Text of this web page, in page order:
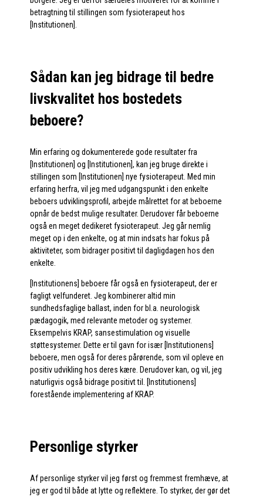
betragtning til stillingen som fysioterapeut hos
[Institutionen].
Sådan kan jeg bidrage til bedre
livskvalitet hos bostedets
beboere?
Min erfaring og dokumenterede gode resultater fra
[Institutionen] og [Institutionen], kan jeg bruge direkte i
stillingen som [Institutionen] nye fysioterapeut. Med min
erfaring herfra, vil jeg med udgangspunkt i den enkelte
beboers udviklingsprofil, arbejde målrettet for at beboerne
opnår de bedst mulige resultater. Derudover får beboerne
også en meget dedikeret fysioterapeut. Jeg går nemlig
meget op i den enkelte, og at min indsats har fokus på
aktiviteter, som bidrager positivt til dagligdagen hos den
enkelte.
[Institutionens] beboere får også en fysioterapeut, der er
fagligt velfunderet. Jeg kombinerer altid min
sundhedsfaglige ballast, inden for bl.a. neurologisk
pædagogik, med relevante metoder og systemer.
Eksempelvis KRAP, sansestimulation og visuelle
støttesystemer. Dette er til gavn for især [Institutionens]
beboere, men også for deres pårørende, som vil opleve en
positiv udvikling hos deres kære. Derudover kan, og vil, jeg
naturligvis også bidrage positivt til. [Institutionens]
forestående implementering af KRAP.
Personlige styrker
Af personlige styrker vil jeg først og fremmest fremhæve, at
jeg er god til både at lytte og reflektere. To styrker, der gør det